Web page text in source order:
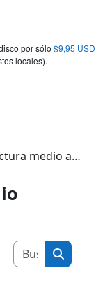
por sólo $9,95 USD
locales).
Material de lectura medio ambiente
Buscar